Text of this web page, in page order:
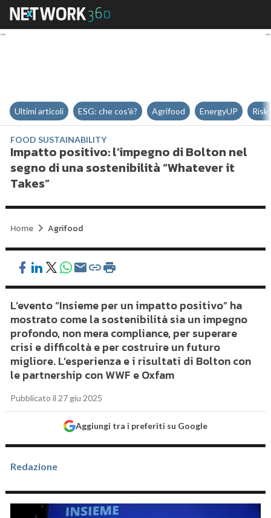
Impatto positivo: l’impegno di
Ultimi articoli ESG: che cos'è? Agrifood EnergyUP Risk
FOOD SUSTAINABILITY
Impatto positivo: l’impegno di Bolton nel
segno di una sostenibilità “Whatever it
Takes”
Home Agrifood
L’evento “Insieme per un impatto positivo” ha
mostrato come la sostenibilità sia un impegno
profondo, non mera compliance, per superare
crisi e difficoltà e per costruire un futuro
migliore. L’esperienza e i risultati di Bolton con
le partnership con WWF e Oxfam
Pubblicato il 27 giu 2025
Aggiungi tra i preferiti su Google
Redazione